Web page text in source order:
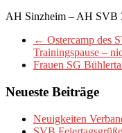
AH Sinzheim – AH SVB
← Ostercamp des
Trainingspause –
Frauen SG
Neueste Beiträge
Neuigkeiten